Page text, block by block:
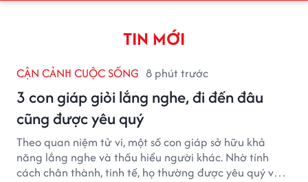
TIN MỚI
CẬN CẢNH CUỘC SỐNG 8 phút trước
3 con giáp giỏi lắng nghe, đi đến đâu
cũng được yêu quý
Theo quan niệm tử vi, một số con giáp sở hữu khả
năng lắng nghe và thấu hiểu người khác. Nhờ tính
cách chân thành, tinh tế, họ thường được yêu quý và